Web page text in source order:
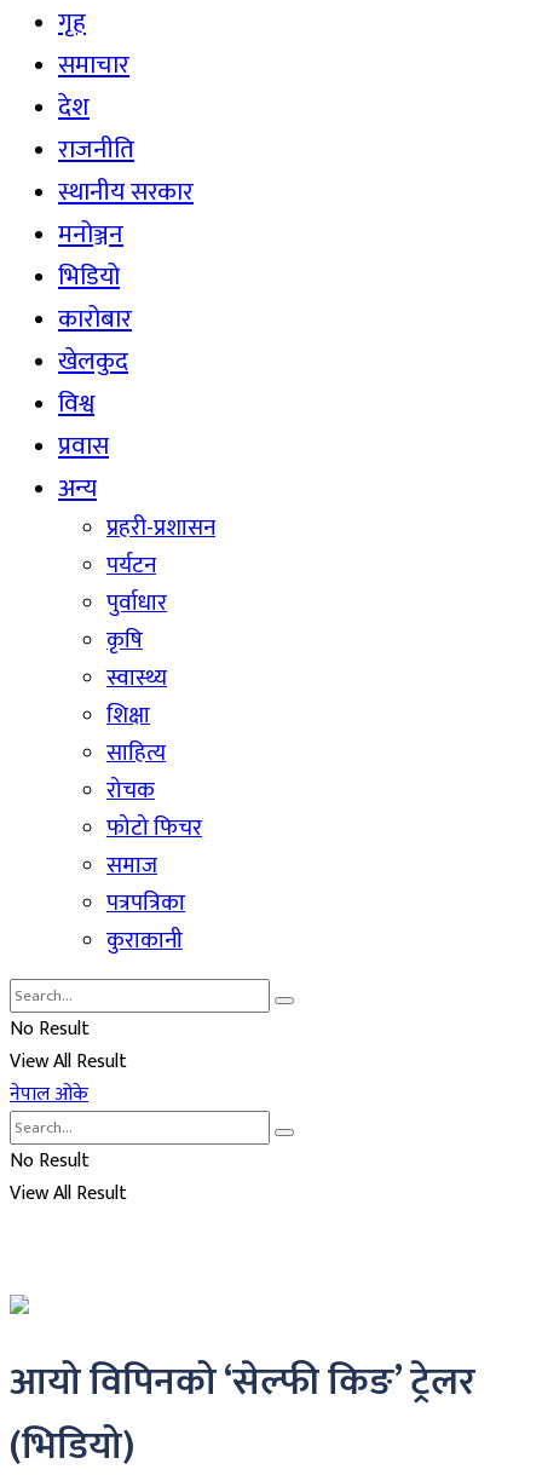
गृह
समाचार
देश
राजनीति
स्थानीय सरकार
मनोञ्जन
भिडियो
कारोबार
खेलकुद
विश्व
प्रवास
अन्य
प्रहरी-प्रशासन
पर्यटन
पुर्वाधार
कृषि
स्वास्थ्य
शिक्षा
साहित्य
रोचक
फोटो फिचर
समाज
पत्रपत्रिका
कुराकानी
No Result
View All Result
नेपाल ओके
No Result
View All Result
आयो विपिनको ‘सेल्फी किङ’ ट्रेलर
(भिडियो)